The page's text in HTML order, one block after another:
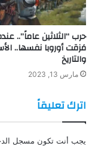
حرب “الثلاثين عاماً”..
مَزقت أوروبا نفسها..
والتاريخ
مارس 13, 2023
اترك تعليقاً
يجب أنت تكون مسجل